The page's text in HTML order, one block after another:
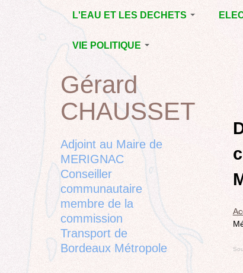
L'EAU ET LES DECHETS
ECONOMIE D’EAU,
SAGE, SÉCHERESSE
LA GESTION DES
DECHETS
CONTRAT DE L'EAU,
POLLUTIONS
VIE POLITIQUE
L’ACTION POLITIQUE À
MÉRIGNAC
BORDEAUX
METROPOLE
EMPLOI, SOLIDARITES
ELECTIONS,
RUBRIQUES
DIVERSES, PETITES
PHRASES..
to
Back
to
top
Gérard
CHAUSSET
Adjoint au Maire de
MERIGNAC
Conseiller
communautaire
membre de la
commission
Transport de
Bordeaux Métropole